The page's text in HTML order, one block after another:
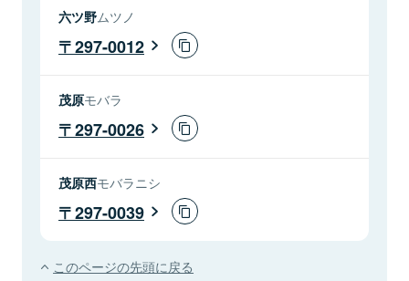
六ツ野ムツノ
297-0012
茂原モバラ
297-0026
茂原西モバラニシ
297-0039
このページの先頭に戻る